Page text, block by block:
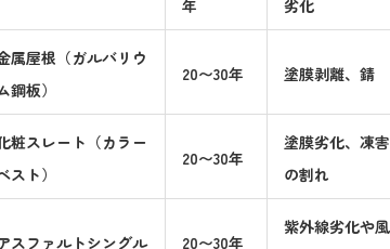
年
劣化
属屋根（ガルバリウ
鋼板）
20〜30年 塗膜剥離、錆
粧スレート（カラー
スト）
20〜30年
塗膜劣化、凍
の割れ
スファルトシングル 20〜30年
紫外線劣化や